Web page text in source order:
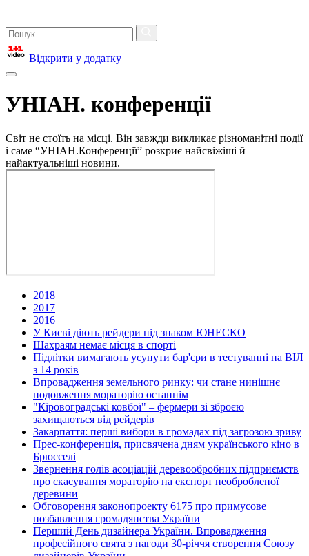
Відкрити у додатку
УНІАН. конференції
Світ не стоїть на місці. Він завжди викликає різноманітні події
і саме “УНІАН.Конференції” розкриє найсвіжіші й
найактуальніші новини.
2018
2017
2016
У Києві діють рейдери під знаком ЮНЕСКО
Шахраям немає місця в спорті
Підлітки вимагають усунути бар'єри в тестуванні на ВІЛ
з 14 років
Впровадження земельного ринку: чи стане нинішнє
подовження мораторію останнім
"Кіровоградські ковбої" – фермери зі зброєю
захищаються від рейдерів
Закарпаття: перші вибори в громадах під загрозою зриву
Прес-конференція, присвячена дням українського кіно в
Брюсселі
Звернення голів асоціацій деревообробних підприємств
про скасування мораторію на експорт необробленої
деревини
Обговорення законопроекту 6175 про примусове
позбавлення громадянства України
Перший День дизайнера України. Впровадження
професійного свята з нагоди 30-річчя створення Союзу